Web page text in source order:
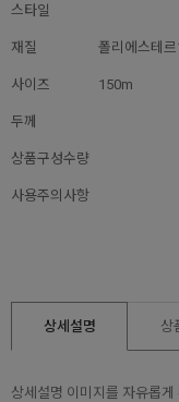
스타일
재질 폴리에스테
사이즈 150m
두께
상품구성수량
사용주의사항
상세설명 상
상세설명 이미지를 자유롭